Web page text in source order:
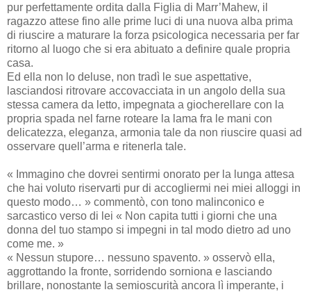
pur perfettamente ordita dalla Figlia di Marr’Mahew, il
ragazzo attese fino alle prime luci di una nuova alba prima
di riuscire a maturare la forza psicologica necessaria per far
ritorno al luogo che si era abituato a definire quale propria
casa.
Ed ella non lo deluse, non tradì le sue aspettative,
lasciandosi ritrovare accovacciata in un angolo della sua
stessa camera da letto, impegnata a giocherellare con la
propria spada nel farne roteare la lama fra le mani con
delicatezza, eleganza, armonia tale da non riuscire quasi ad
osservare quell’arma e ritenerla tale.
« Immagino che dovrei sentirmi onorato per la lunga attesa
che hai voluto riservarti pur di accogliermi nei miei alloggi in
questo modo… » commentò, con tono malinconico e
sarcastico verso di lei « Non capita tutti i giorni che una
donna del tuo stampo si impegni in tal modo dietro ad uno
come me. »
« Nessun stupore… nessuno spavento. » osservò ella,
aggrottando la fronte, sorridendo sorniona e lasciando
brillare, nonostante la semioscurità ancora lì imperante, i